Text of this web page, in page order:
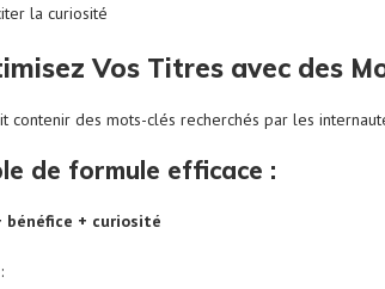
la curiosité
Vos Titres avec des
contenir des mots-clés recherchés par les
de formule efficace :
bénéfice + curiosité